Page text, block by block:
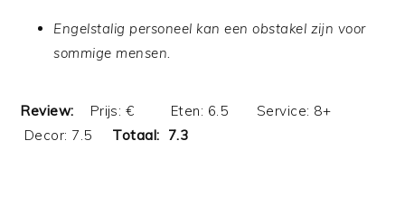
Engelstalig personeel kan een obstakel zijn voor
sommige mensen.
Review:
Prijs: € Eten: 6.5 Service: 8+
Decor: 7.5 Totaal: 7.3